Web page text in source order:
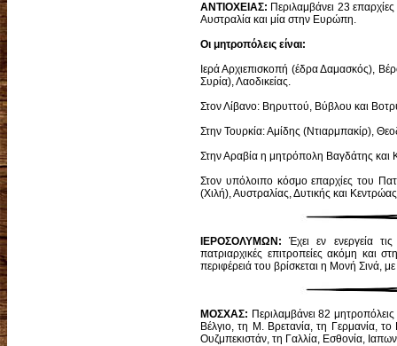
ΑΝΤΙΟΧΕΙΑΣ: Περιλαμβάνει 23
Αυστραλία και μία στην Ευρώπη.
Οι μητροπόλεις είναι:
Ιερά Αρχιεπισκοπή (έδρα Δαμασκός),
Συρία), Λαοδικείας.
Στον Λίβανο: Βηρυττού, Βύβλου και
Στην Τουρκία: Αμίδης (Ντιαρμπακίρ),
Στην Αραβία η μητρόπολη Βαγδάτης και
Στον υπόλοιπο κόσμο επαρχίες του
(Χιλή), Αυστραλίας, Δυτικής και
ΙΕΡΟΣΟΛΥΜΩΝ: Έχει εν ενεργεία
πατριαρχικές επιτροπείες ακόμη και
περιφέρειά του βρίσκεται η Μονή Σινά,
ΜΟΣΧΑΣ: Περιλαμβάνει 82
Βέλγιο, τη Μ. Βρετανία, τη Γερμανία,
Ουζμπεκιστάν, τη Γαλλία, Εσθονία,